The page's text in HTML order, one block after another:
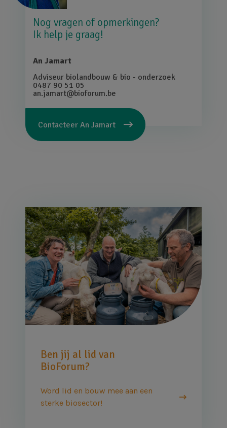
Afbeelding
Ben jij al lid van
BioForum?
Word lid en bouw mee aan een
sterke biosector!
Nog vragen of opmerkingen?
Ik help je graag!
An Jamart
Adviseur biolandbouw & bio - onderzoek
0487 90 51 05
an.jamart@bioforum.be
Contacteer An Jamart